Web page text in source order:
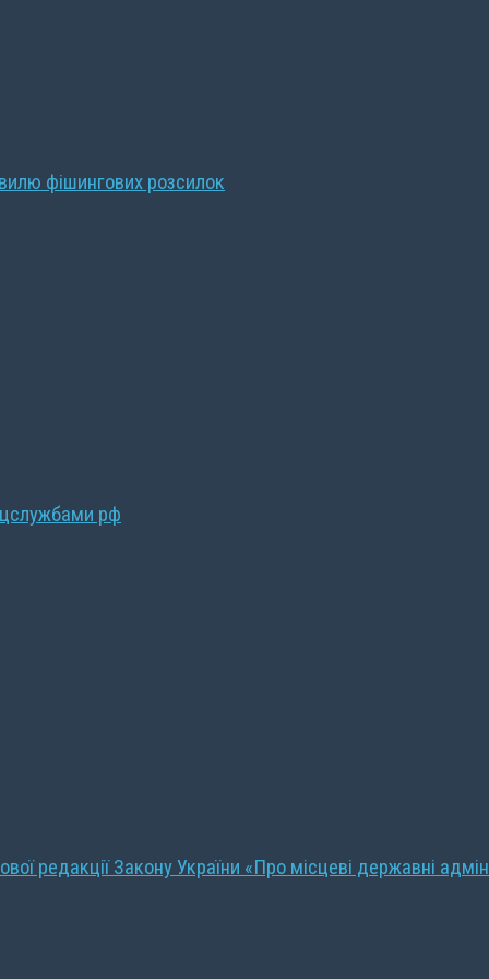
фішингових розсилок
рф
редакції Закону України «Про місцеві державні